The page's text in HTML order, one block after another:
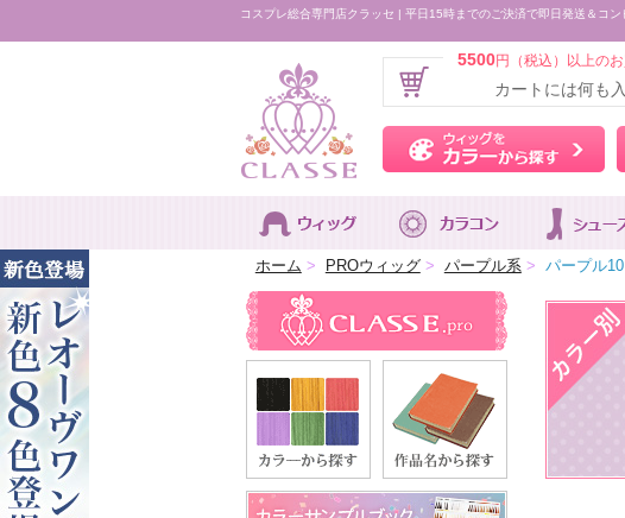
コスプレ総合専門店クラッセ | 平日15時までのご決済で即日発送＆コン
5500円（税込）以上の
カートには何も
ホーム > PROウィッグ > パープル系 > パープル10